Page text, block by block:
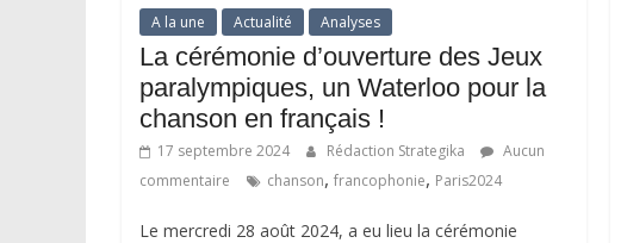
A la une Actualité Analyses
La cérémonie d’ouverture des Jeux
paralympiques, un Waterloo pour la
chanson en français !
17 septembre 2024 Rédaction Strategika
Aucun
commentaire
chanson, francophonie, Paris2024
Le mercredi 28 août 2024, a eu lieu la cérémonie